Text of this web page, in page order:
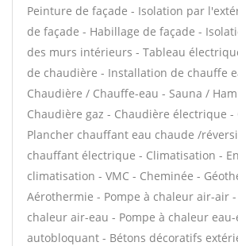
Peinture de façade - Isolation par
de façade - Habillage de façade -
des murs intérieurs - Tableau
de chaudière - Installation de chauffe
Chaudière / Chauffe-eau - Sauna /
Chaudière gaz - Chaudière électrique -
Plancher chauffant eau chaude /
chauffant électrique - Climatisation -
climatisation - VMC - Cheminée -
Aérothermie - Pompe à chaleur air-air -
chaleur air-eau - Pompe à chaleur eau-
autobloquant - Bétons décoratifs